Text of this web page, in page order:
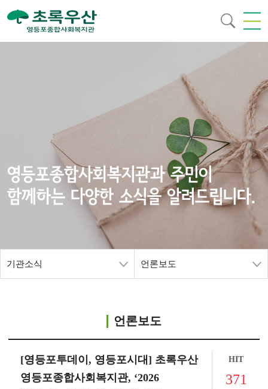
영등포종합사회복지관과 주민이
함께하는 다양한 소식을 알려드립니다.
기관소식 언론보도
언론보도
[영등포투데이, 영등포시대] 초록우산
영등포종합사회복지관, ‘2026
HIT
371